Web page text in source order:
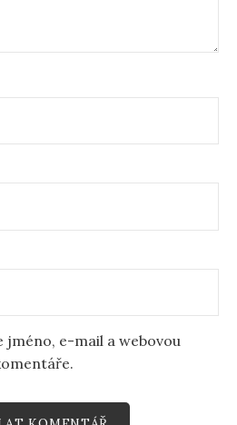
e-mail a webovou